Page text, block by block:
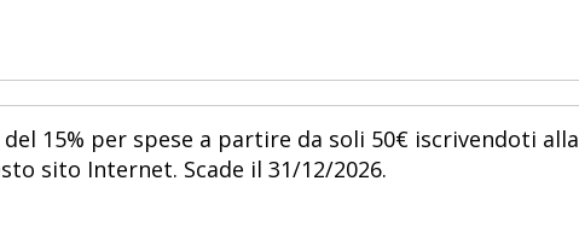
15% per spese a partire da soli 50€ iscrivendoti alla
sito Internet. Scade il 31/12/2026.